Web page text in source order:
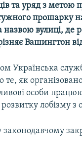
та уряд з метою
прошарку
вулиці, де
Вашингтон
Українська
те, як
особи
лобізму
законодавчому